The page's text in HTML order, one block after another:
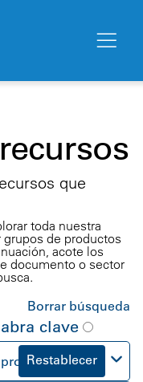
que
toda nuestra
de productos
acote los
documento o sector
Borrar búsqueda
clave
Restablecer